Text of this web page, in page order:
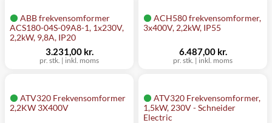
ABB frekvensomformer
ACS180-04S-09A8-1, 1x230V,
2,2kW, 9,8A, IP20
pr. stk. | inkl. moms
3.231,00 kr.
ACH580 frekvensomformer,
3x400V, 2,2kW, IP55
pr. stk. | inkl. moms
6.487,00 kr.
ATV320 Frekvensomformer
2,2KW 3X400V
ATV320 Frekvensomformer,
1,5kW, 230V - Schneider
Electric